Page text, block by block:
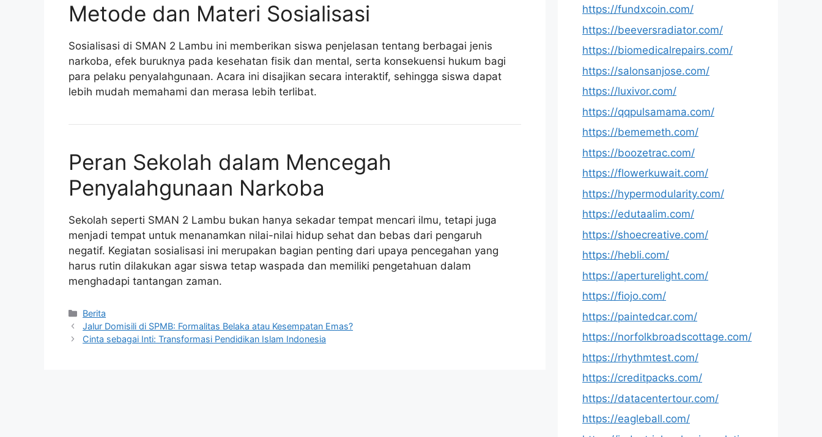
Metode dan Materi Sosialisasi
Sosialisasi di SMAN 2 Lambu ini memberikan siswa penjelasan tentang berbagai jenis
narkoba, efek buruknya pada kesehatan fisik dan mental, serta konsekuensi hukum bagi
para pelaku penyalahgunaan. Acara ini disajikan secara interaktif, sehingga siswa dapat
lebih mudah memahami dan merasa lebih terlibat.
Peran Sekolah dalam Mencegah
Penyalahgunaan Narkoba
Sekolah seperti SMAN 2 Lambu bukan hanya sekadar tempat mencari ilmu, tetapi juga
menjadi tempat untuk menanamkan nilai-nilai hidup sehat dan bebas dari pengaruh
negatif. Kegiatan sosialisasi ini merupakan bagian penting dari upaya pencegahan yang
harus rutin dilakukan agar siswa tetap waspada dan memiliki pengetahuan dalam
menghadapi tantangan zaman.
Kategori
Berita
Jalur Domisili di SPMB: Formalitas Belaka atau Kesempatan Emas?
Cinta sebagai Inti: Transformasi Pendidikan Islam Indonesia
https://fundxcoin.com/
https://beeversradiator.com/
https://biomedicalrepairs.com/
https://salonsanjose.com/
https://luxivor.com/
https://qqpulsamama.com/
https://bememeth.com/
https://boozetrac.com/
https://flowerkuwait.com/
https://hypermodularity.com/
https://edutaalim.com/
https://shoecreative.com/
https://hebli.com/
https://aperturelight.com/
https://fiojo.com/
https://paintedcar.com/
https://norfolkbroadscottage.com/
https://rhythmtest.com/
https://creditpacks.com/
https://datacentertour.com/
https://eagleball.com/